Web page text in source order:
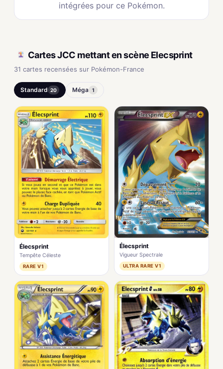
intégrées pour ce Pokémon.
Cartes JCC mettant en scène Elecsprint
31 cartes recensées sur Pokémon-France
Standard 20 Méga 1
Élecsprint
Tempête Céleste
RARE V1
Élecsprint
Vigueur Spectrale
ULTRA RARE V1